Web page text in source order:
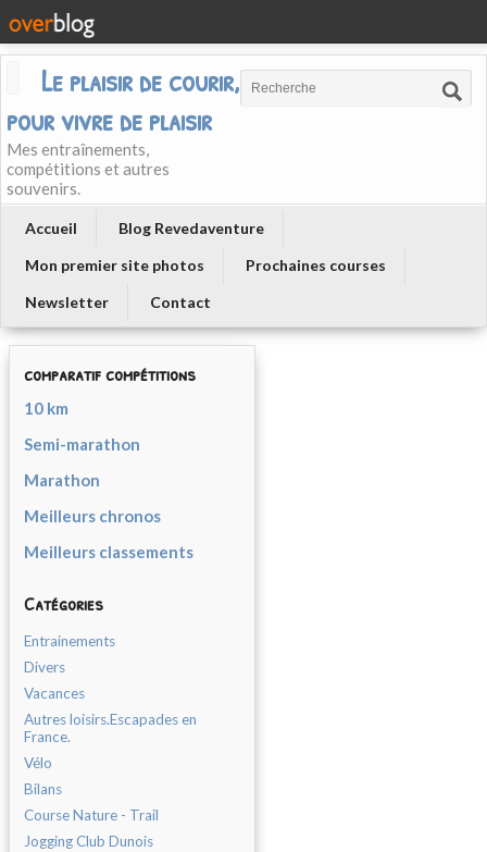
Le plaisir de courir, courir
pour vivre de plaisir
Mes entraînements,
compétitions et autres
souvenirs.
Accueil
Blog Revedaventure
Mon premier site photos
Prochaines courses
Newsletter
Contact
comparatif compétitions
10 km
Semi-marathon
Marathon
Meilleurs chronos
Meilleurs classements
Catégories
Entrainements
Divers
Vacances
Autres loisirs.Escapades en
France.
Vélo
Bilans
Course Nature - Trail
Jogging Club Dunois